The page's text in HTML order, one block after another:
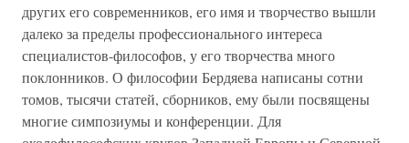
других его современников, его имя и творчество вышли
далеко за пределы профессионального интереса
специалистов-философов, у его творчества много
поклонников. О философии Бердяева написаны сотни
томов, тысячи статей, сборников, ему были посвящены
многие симпозиумы и конференции. Для